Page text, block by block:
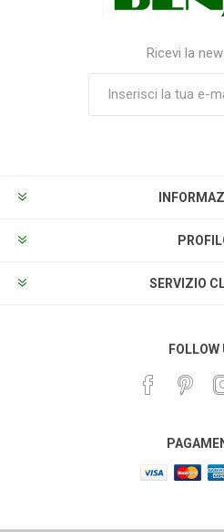
Ricevi la
SERVIZIO
FOLLOW